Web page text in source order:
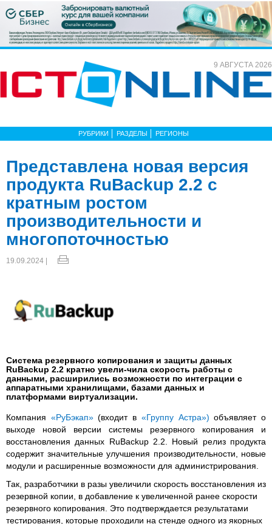
9 АВГУСТА 2026
РУБРИКИ РАЗДЕЛЫ РЕГИОНЫ
Представлена новая версия
продукта RuBackup 2.2 с
кратным ростом
производительности и
многопоточностью
19.09.2024 |
Система резервного копирования и защиты данных
RuBackup 2.2 кратно увели-чила скорость работы с
данными, расширились возможности по интеграции с
аппаратными хранилищами, базами данных и
платформами виртуализации.
Компания «РуБэкап»(входит в «Группу Астра») объявляет о
выходе новой версии системы резервного копирования и
восстановления данных RuBackup 2.2. Новый релиз продукта
содержит значительные улучшения производительности, новые
модули и расширенные возможности для администрирования.
Так, разработчики в разы увеличили скорость восстановления из
резервной копии, в добавление к увеличенной ранее скорости
резервного копирования. Это подтверждается результатами
тестирования, которые проходили на стенде одного из якорных